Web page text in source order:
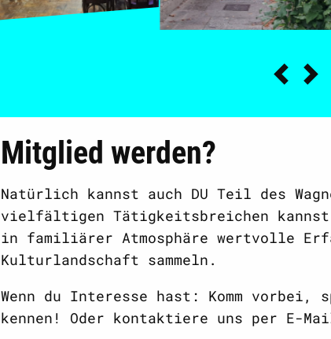
Mitglied werden?
Natürlich kannst auch DU Teil des
vielfältigen Tätigkeitsbreichen
in familiärer Atmosphäre wertvolle
Kulturlandschaft sammeln.
Wenn du Interesse hast: Komm
kennen! Oder kontaktiere uns per E-